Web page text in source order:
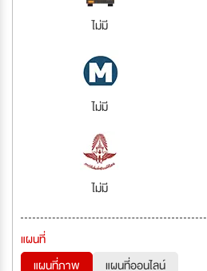
ไม่มี
ไม่มี
ไม่มี
แผนที่
แผนที่ภาพ
แผนที่ออนไลน์